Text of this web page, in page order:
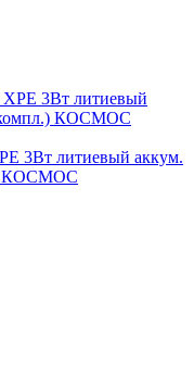
3Вт литиевый аккум.
КОСМОС